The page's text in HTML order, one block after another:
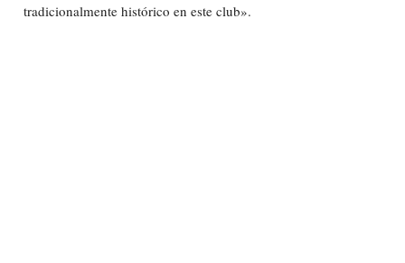
tradicionalmente histórico en este club».